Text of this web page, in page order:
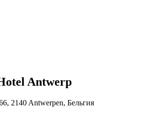
Antwerp
2140 Antwerpen, Бельгия